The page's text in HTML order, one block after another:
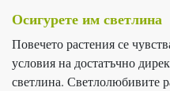
Осигурете им светлина
Повечето растения се
условия на достатъчно
светлина. Светлолюбивите